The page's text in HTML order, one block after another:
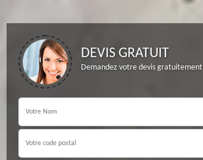
DEVIS GRATUIT
Demandez votre devis gratuitement